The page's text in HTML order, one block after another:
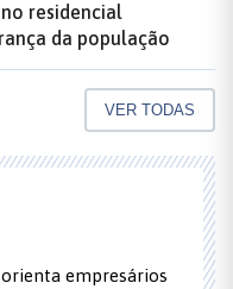
residencial
da população
VER TODAS
empresários